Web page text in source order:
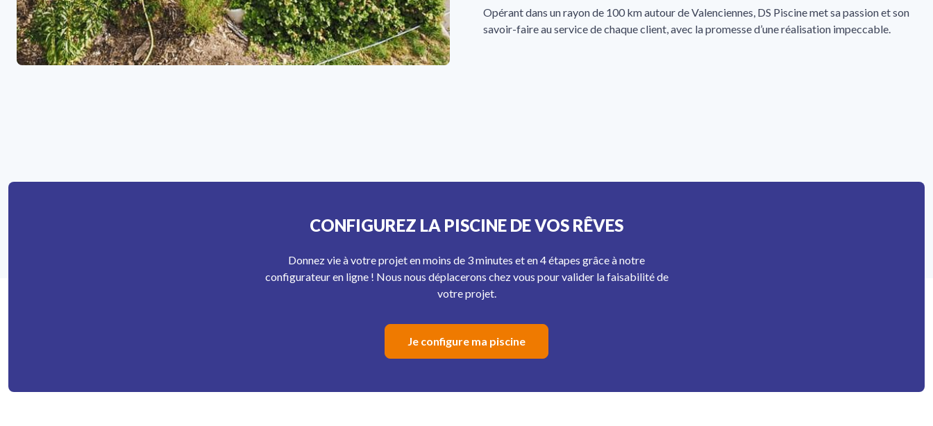
Opérant dans un rayon de 100 km autour de Valenciennes, DS Piscine met sa passion et son
savoir-faire au service de chaque client, avec la promesse d’une réalisation impeccable.
CONFIGUREZ LA PISCINE DE VOS RÊVES
Donnez vie à votre projet en moins de 3 minutes et en 4 étapes grâce à notre
configurateur en ligne ! Nous nous déplacerons chez vous pour valider la faisabilité de
votre projet.
Je configure ma piscine